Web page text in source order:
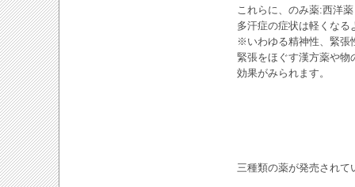
これらに、のみ薬:西洋
多汗症の症状は軽くなる
※いわゆる精神性、緊張
緊張をほぐす漢方薬や物
効果がみられます。
三種類の薬が発売されて